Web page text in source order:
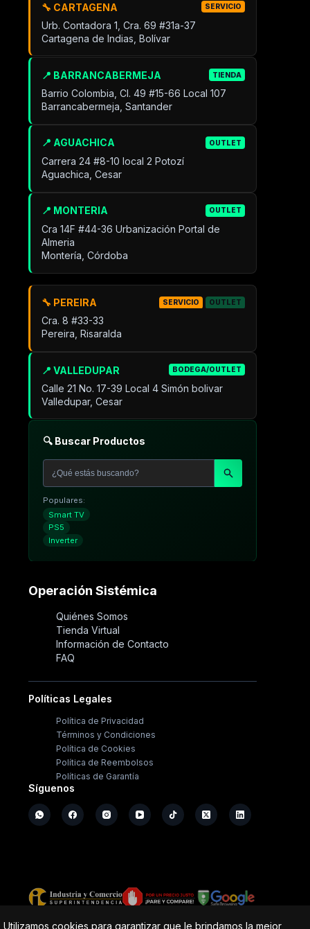
Utilizamos cookies para garantizar que le brindamos la mejor
🔧 CARTAGENA SERVICIO
Urb. Contadora 1, Cra. 69 #31a-37
Cartagena de Indias, Bolívar
📍 BARRANCABERMEJA TIENDA
Barrio Colombia, Cl. 49 #15-66 Local 107
Barrancabermeja, Santander
📍 AGUACHICA OUTLET
Carrera 24 #8-10 local 2 Potozí
Aguachica, Cesar
📍 MONTERIA OUTLET
Cra 14F #44-36 Urbanización Portal de
Almeria
Montería, Córdoba
📍 VALLEDUPAR BODEGA/OUTLET
Calle 21 No. 17-39 Local 4 Simón bolivar
Valledupar, Cesar
🔧 PEREIRA SERVICIO OUTLET
Cra. 8 #33-33
Pereira, Risaralda
🔍 Buscar Productos
Populares:
Smart TV
PS5
Inverter
Operación Sistémica
Quiénes Somos
Tienda Virtual
Información de Contacto
FAQ
Políticas Legales
Política de Privacidad
Términos y Condiciones
Política de Cookies
Política de Reembolsos
Políticas de Garantía
Síguenos
Copyright © - Operación Sistémica